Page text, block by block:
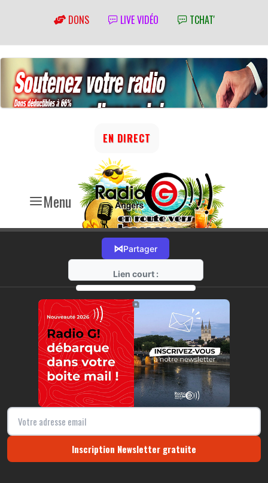
DONS LIVE VIDÉO TCHAT'
Menu
EN DIRECT
⋈Partager
Lien court :
https://radio-g.fr?14471
⧉
Inscription Newsletter gratuite